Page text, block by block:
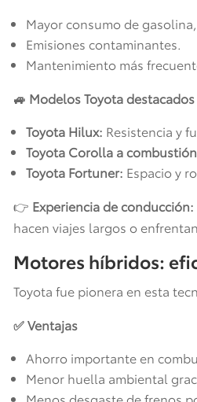
Mayor consumo de
Emisiones contaminantes.
Mantenimiento más
🚙 Modelos Toyota destacados
Toyota Hilux: Resistencia y
Toyota Corolla a
Toyota Fortuner: Espacio y
👉 Experiencia de conducción:
hacen viajes largos o
Motores híbridos:
Toyota fue pionera en esta
✅ Ventajas
Ahorro importante en
Menor huella ambiental
Menos desgaste de frenos